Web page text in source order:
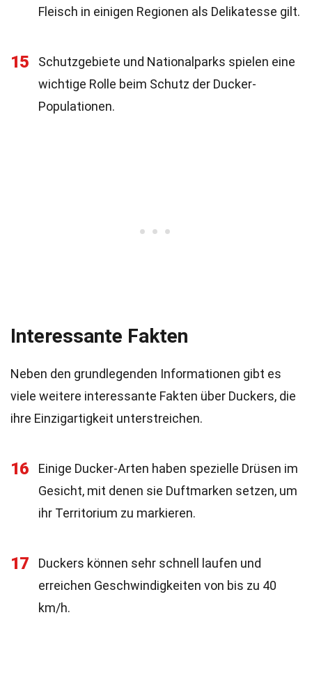
Fleisch in einigen Regionen als Delikatesse gilt.
15
Schutzgebiete und Nationalparks spielen eine
wichtige Rolle beim Schutz der Ducker-
Populationen.
Interessante Fakten
Neben den grundlegenden Informationen gibt es
viele weitere interessante Fakten über Duckers, die
ihre Einzigartigkeit unterstreichen.
16
Einige Ducker-Arten haben spezielle Drüsen im
Gesicht, mit denen sie Duftmarken setzen, um
ihr Territorium zu markieren.
17
Duckers können sehr schnell laufen und
erreichen Geschwindigkeiten von bis zu 40
km/h.